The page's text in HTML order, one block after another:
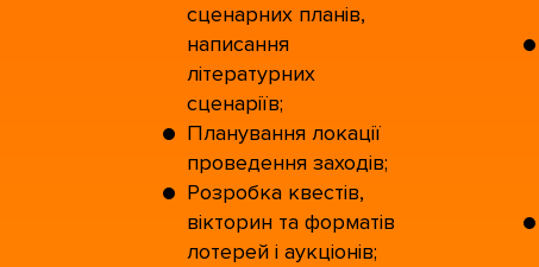
сценарних планів,
написання
літературних
сценаріїв;
Планування локації
проведення заходів;
Розробка квестів,
вікторин та форматів
лотерей і аукціонів;